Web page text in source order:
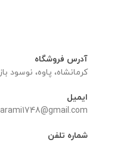
آدرس فروشگاه
کرمانشاه، پاوه، نوسود بازارچه مرزی
ایمیل
شماره تلفن